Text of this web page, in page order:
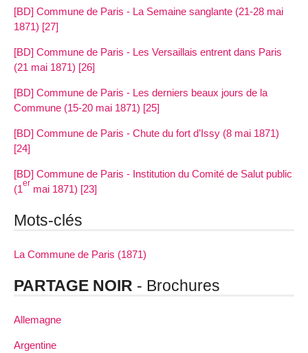
[BD] Commune de Paris - La Semaine sanglante (21-28 mai
1871) [27]
[BD] Commune de Paris - Les Versaillais entrent dans Paris
(21 mai 1871) [26]
[BD] Commune de Paris - Les derniers beaux jours de la
Commune (15-20 mai 1871) [25]
[BD] Commune de Paris - Chute du fort d’Issy (8 mai 1871)
[24]
[BD] Commune de Paris - Institution du Comité de Salut public
(1er mai 1871) [23]
Mots-clés
La Commune de Paris (1871)
PARTAGE NOIR - Brochures
Allemagne
Argentine